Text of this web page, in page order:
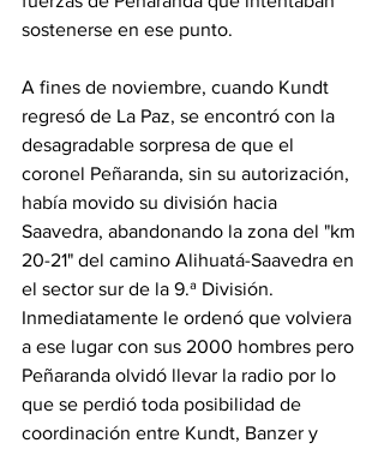
sostenerse en ese punto.
A fines de noviembre, cuando Kundt
regresó de La Paz, se encontró con la
desagradable sorpresa de que el
coronel Peñaranda, sin su autorización,
había movido su división hacia
Saavedra, abandonando la zona del "km
20-21" del camino Alihuatá-Saavedra en
el sector sur de la 9.ª División.
Inmediatamente le ordenó que volviera
a ese lugar con sus 2000 hombres pero
Peñaranda olvidó llevar la radio por lo
que se perdió toda posibilidad de
coordinación entre Kundt, Banzer y